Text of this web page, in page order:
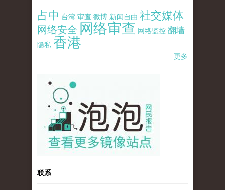
占中 台湾 审查 微博 新闻自由 社交媒体
网络安全 网络审查 网络监控 翻墙
隐私 香港
更多
pao-pao-banner-mirror-site-120814.jpg
联系